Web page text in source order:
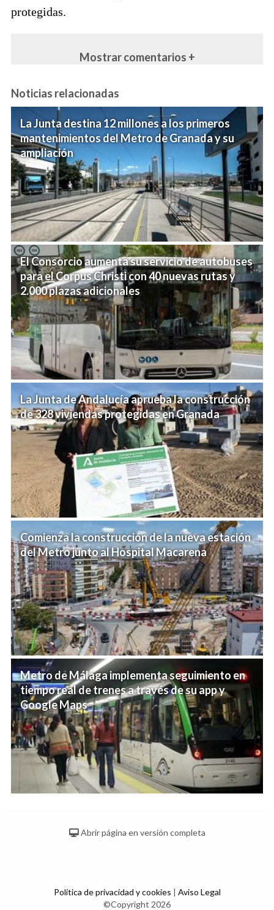
protegidas.
Mostrar comentarios +
Noticias relacionadas
La Junta destina 12 millones a los primeros
mantenimientos del Metro de Granada y su
ampliación
El Consorcio aumenta su servicio de autobuses
para el Corpus Christi con 40 nuevas rutas y
2.000 plazas adicionales
La Junta de Andalucía aprueba la construcción
de 328 viviendas protegidas en Granada
Comienza la construcción de la nueva estación
del Metro junto al Hospital Macarena
Metro de Málaga implementa seguimiento en
tiempo real de trenes a través de su app y
Google Maps
Abrir página en versión completa
Política de privacidad y cookies | Aviso Legal
©Copyright 2026